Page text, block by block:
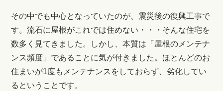
その中でも中心となっていたのが、震災後の復興工事で
す。流石に屋根がこれでは住めない・・・そんな住宅を
数多く見てきました。しかし、本質は「屋根のメンテナ
ンス頻度」であることに気が付きました。ほとんどのお
住まいが1度もメンテナンスをしておらず、劣化してい
るということです。